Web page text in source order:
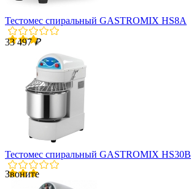
Тестомес спиральный GASTROMIX HS8A
33 497₽
Тестомес спиральный GASTROMIX HS30B
Звоните